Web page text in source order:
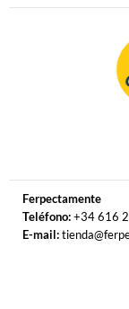
Ferpectamente
Teléfono:+34 616
E-mail: